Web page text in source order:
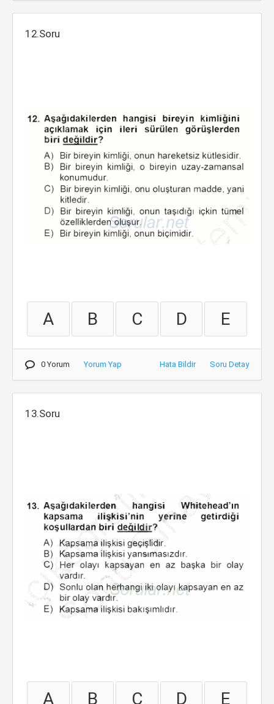
12.Soru
A B C D E
0 Yorum Yorum Yap Hata Bildir Soru Detay
13.Soru
A B C D E